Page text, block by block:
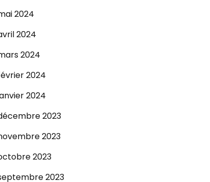
2024
2024
2024
2024
2024
2023
2023
2023
2023